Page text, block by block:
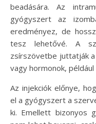
beadására. Az
gyógyszert az
eredményez, de
tesz lehetővé. A
zsírszövetbe juttatják a
vagy hormonok, például
Az injekciók előnye,
el a gyógyszert a
ki. Emellett bizonyos